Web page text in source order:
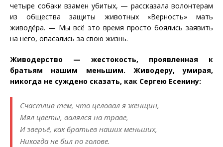
четыре собаки взамен убитых, — рассказала волонтерам
из общества защиты животных «Верность» мать
живодёра. — Мы всё это время просто боялись заявить
на него, опасались за свою жизнь.
Живодерство — жестокость, проявленная к
братьям нашим меньшим. Живодеру, умирая,
никогда не суждено сказать, как Сергею Есенину:
Счастлив тем, что целовал я женщин,
Мял цветы, валялся на траве,
И зверьё, как братьев наших меньших,
Никогда не бил по голове.